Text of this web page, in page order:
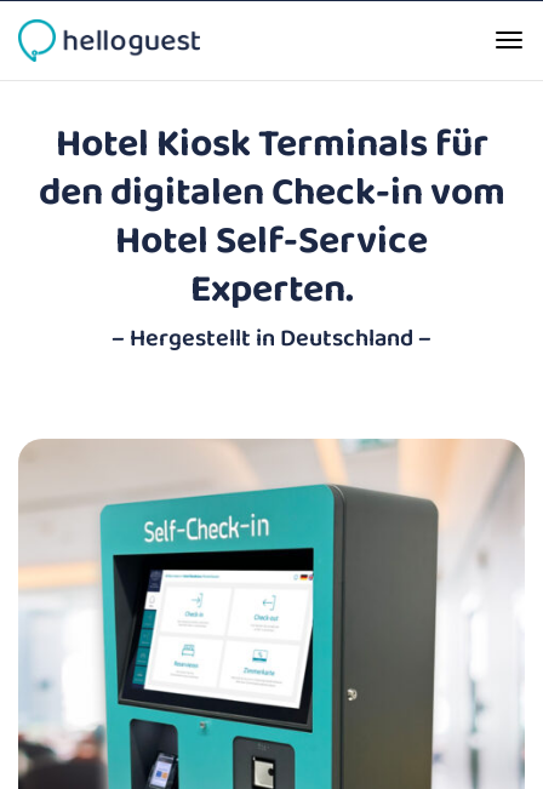
Hotel Kiosk Terminals für
den digitalen Check-in vom
Hotel Self-Service
Experten.
– Hergestellt in Deutschland –